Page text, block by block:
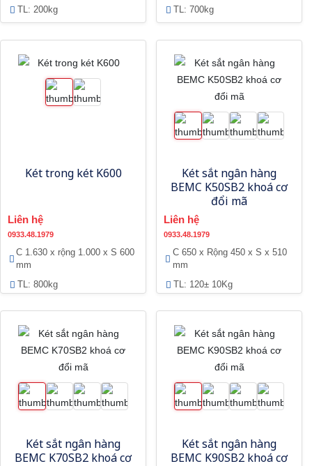
TL: 200kg TL: 700kg
Két trong két K600
Liên hệ
0933.48.1979
C 1.630 x rộng 1.000 x S 600
mm
TL: 800kg
Két sắt ngân hàng
BEMC K50SB2 khoá cơ
đổi mã
Liên hệ
0933.48.1979
C 650 x Rộng 450 x S x 510
mm
TL: 120± 10Kg
Két sắt ngân hàng
BEMC K70SB2 khoá cơ
Két sắt ngân hàng
BEMC K90SB2 khoá cơ